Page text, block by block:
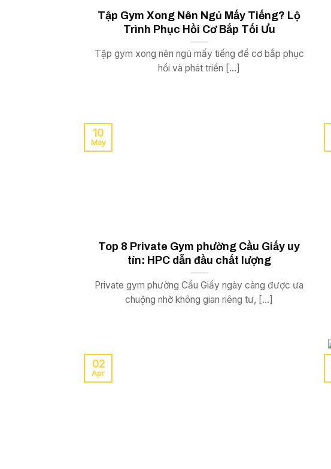
Tập Gym Xong Nên Ngủ Mấy Tiếng? Lộ
Trình Phục Hồi Cơ Bắp Tối Ưu
Tập gym xong nên ngủ mấy tiếng để cơ bắp phục
hồi và phát triển [...]
Top 8 Private Gym phường Cầu Giấy uy
tín: HPC dẫn đầu chất lượng
Private gym phường Cầu Giấy ngày càng được ưa
chuộng nhờ không gian riêng tư, [...]
10
May
02
Apr